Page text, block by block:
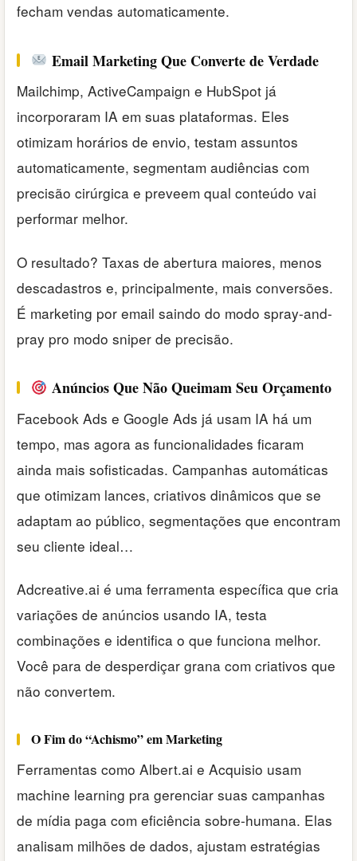
fecham vendas automaticamente.
Email Marketing Que Converte de Verdade
Mailchimp, ActiveCampaign e HubSpot já
incorporaram IA em suas plataformas. Eles
otimizam horários de envio, testam assuntos
automaticamente, segmentam audiências com
precisão cirúrgica e preveem qual conteúdo vai
performar melhor.
O resultado? Taxas de abertura maiores, menos
descadastros e, principalmente, mais conversões.
É marketing por email saindo do modo spray-and-
pray pro modo sniper de precisão.
Anúncios Que Não Queimam Seu Orçamento
Facebook Ads e Google Ads já usam IA há um
tempo, mas agora as funcionalidades ficaram
ainda mais sofisticadas. Campanhas automáticas
que otimizam lances, criativos dinâmicos que se
adaptam ao público, segmentações que encontram
seu cliente ideal…
Adcreative.ai é uma ferramenta específica que cria
variações de anúncios usando IA, testa
combinações e identifica o que funciona melhor.
Você para de desperdiçar grana com criativos que
não convertem.
O Fim do “Achismo” em Marketing
Ferramentas como Albert.ai e Acquisio usam
machine learning pra gerenciar suas campanhas
de mídia paga com eficiência sobre-humana. Elas
analisam milhões de dados, ajustam estratégias